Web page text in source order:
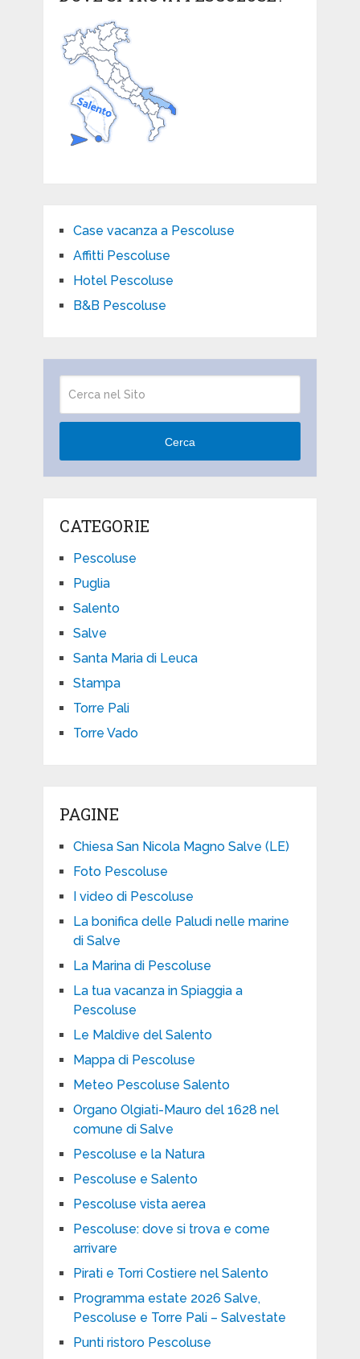
Case vacanza a Pescoluse
Affitti Pescoluse
Hotel Pescoluse
B&B Pescoluse
Cerca
CATEGORIE
Pescoluse
Puglia
Salento
Salve
Santa Maria di Leuca
Stampa
Torre Pali
Torre Vado
PAGINE
Chiesa San Nicola Magno Salve (LE)
Foto Pescoluse
I video di Pescoluse
La bonifica delle Paludi nelle marine
di Salve
La Marina di Pescoluse
La tua vacanza in Spiaggia a
Pescoluse
Le Maldive del Salento
Mappa di Pescoluse
Meteo Pescoluse Salento
Organo Olgiati-Mauro del 1628 nel
comune di Salve
Pescoluse e la Natura
Pescoluse e Salento
Pescoluse vista aerea
Pescoluse: dove si trova e come
arrivare
Pirati e Torri Costiere nel Salento
Programma estate 2026 Salve,
Pescoluse e Torre Pali – Salvestate
Punti ristoro Pescoluse